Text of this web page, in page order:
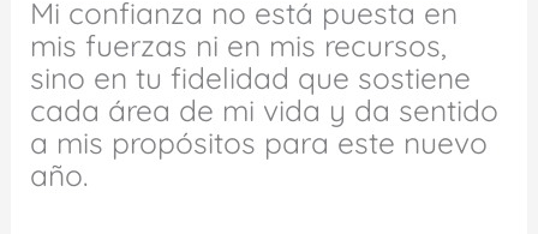
Mi confianza no está puesta en
mis fuerzas ni en mis recursos,
sino en tu fidelidad que sostiene
cada área de mi vida y da sentido
a mis propósitos para este nuevo
año.